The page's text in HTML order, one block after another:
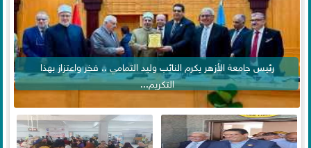
رئيس جامعة الأزهر يكرم النائب وليد التمامي .. فخر واعتزاز بهذا
التكريم...